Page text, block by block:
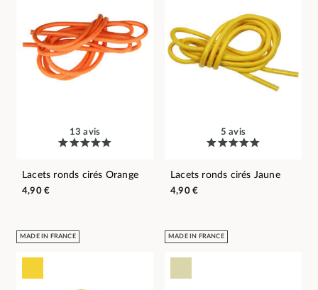
13 avis
Lacets ronds cirés Orange
4,90 €
5 avis
Lacets ronds cirés Jaune
4,90 €
MADE IN FRANCE MADE IN FRANCE